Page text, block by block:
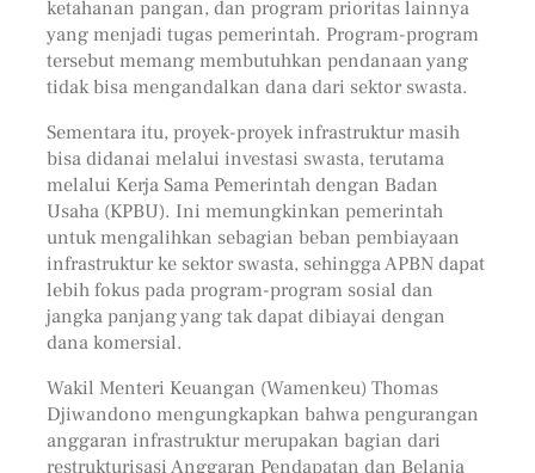
ketahanan pangan, dan program prioritas lainnya
yang menjadi tugas pemerintah. Program-program
tersebut memang membutuhkan pendanaan yang
tidak bisa mengandalkan dana dari sektor swasta.
Sementara itu, proyek-proyek infrastruktur masih
bisa didanai melalui investasi swasta, terutama
melalui Kerja Sama Pemerintah dengan Badan
Usaha (KPBU). Ini memungkinkan pemerintah
untuk mengalihkan sebagian beban pembiayaan
infrastruktur ke sektor swasta, sehingga APBN dapat
lebih fokus pada program-program sosial dan
jangka panjang yang tak dapat dibiayai dengan
dana komersial.
Wakil Menteri Keuangan (Wamenkeu) Thomas
Djiwandono mengungkapkan bahwa pengurangan
anggaran infrastruktur merupakan bagian dari
restrukturisasi Anggaran Pendapatan dan Belanja